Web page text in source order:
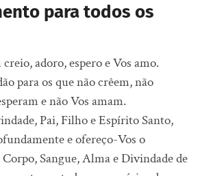
para todos os
adoro, espero e Vos amo.
para os que não crêem, não
e não Vos amam.
Pai, Filho e Espírito Santo,
e ofereço-Vos o
Sangue, Alma e Divindade de